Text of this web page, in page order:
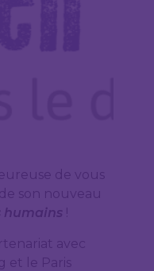
de vous
son nouveau
humains !
avec
et le Paris